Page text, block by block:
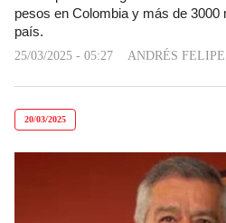
pesos en Colombia y más de 3000
país.
25/03/2025 - 05:27 ANDRÉS
20/03/2025